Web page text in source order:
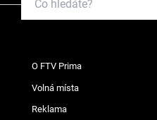
O FTV Prima
Volná místa
Reklama